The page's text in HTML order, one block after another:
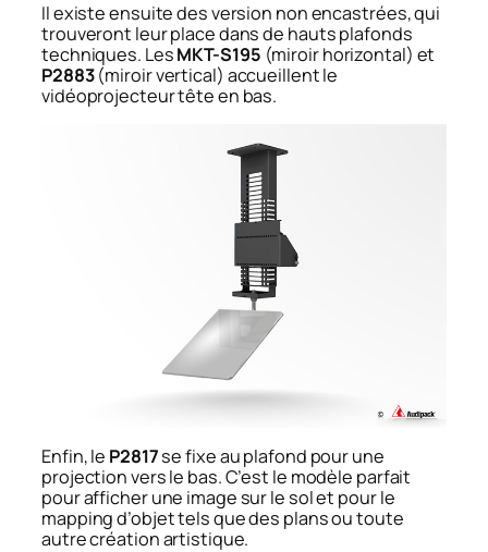
Il existe ensuite des version non encastrées, qui
trouveront leur place dans de hauts plafonds
techniques. LesMKT-S195 (miroir horizontal) et
P2883(miroir vertical) accueillent le
vidéoprojecteur tête en bas.
Enfin, le P2817se fixe au plafond pour une
projection vers le bas. C’est le modèle parfait
pour afficher une image sur le sol et pour le
mapping d’objet tels que des plans ou toute
autre création artistique.